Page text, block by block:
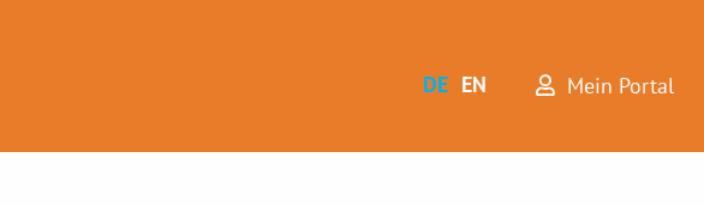
DE EN Mein Portal